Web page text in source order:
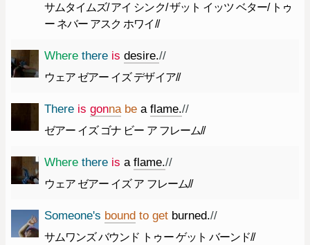
サムタイムズ/ アイ シンク/ ザット イッツ ベター/ トゥ
ー ネバー アスク ホワイ//
Where there is desire.//
ウェア ゼアー イズ デザイア//
There is gonna be a flame.//
ゼアー イズ ゴナ ビー ア フレーム//
Where there is a flame.//
ウェア ゼアー イズ ア フレーム//
Someone's bound to get burned.//
サムワンズ バウンド トゥー ゲット バーンド//